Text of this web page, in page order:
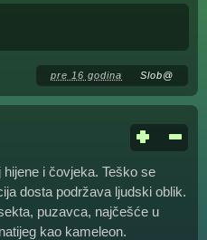
pre 16 godina Slob@
i čovjeka. Teško se
dosta podržava ljudski oblik.
puzavca, najčešće u
kao kameleon.